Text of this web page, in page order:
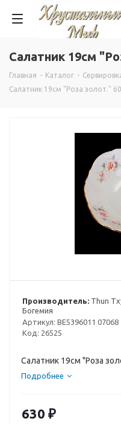
Салатник 19см
Главная - Каталог -
Салатник 19см "Роза золот."
Производитель: Thun
Богемия
Артикул: BE5396011 07068
Код: 26525
Салатник 19см "Роза
Подробнее
630 ₽